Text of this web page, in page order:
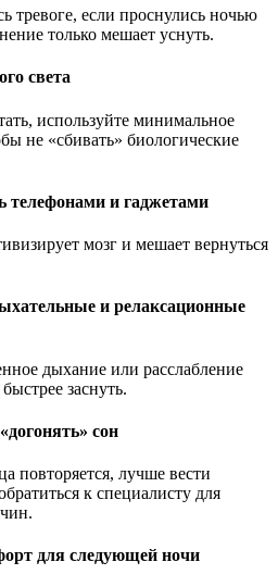
тревоге, если проснулись ночью
только мешает уснуть.
света
используйте минимальное
не «сбивать» биологические
телефонами и гаджетами
мозг и мешает вернуться
и релаксационные
дыхание или расслабление
заснуть.
сон
повторяется, лучше вести
к специалисту для
для следующей ночи